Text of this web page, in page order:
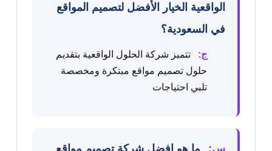
الواقعية الخيار الأفضل لتصميم المواقع
في السعودية؟
ج:
تتميز شركة الحلول الواقعية بتقديم
حلول تصميم مواقع مبتكرة ومخصصة
تلبي احتياجات